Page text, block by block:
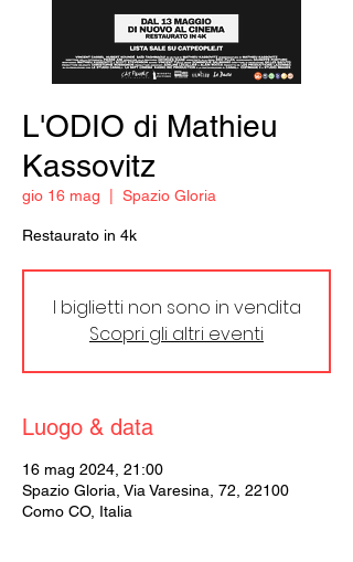
L'ODIO di Mathieu
Kassovitz
gio 16 mag Spazio Gloria
Restaurato in 4k
I biglietti non sono in vendita
Scopri gli altri eventi
Luogo & data
16 mag 2024, 21:00
Spazio Gloria, Via Varesina, 72, 22100
Como CO, Italia